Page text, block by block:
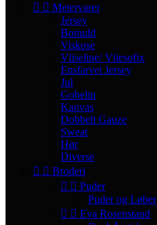
  Metervarer
Jersey
Bomuld
Viskose
Vliseline/ Vliesofix
Ensfarvet Jersey
Jul
Gobelin
Kanvas
Dobbelt Gauze
Sweat
Hør
Diverse
  Broderi
  Puder
Puder og Løber
  Eva Rosenstand